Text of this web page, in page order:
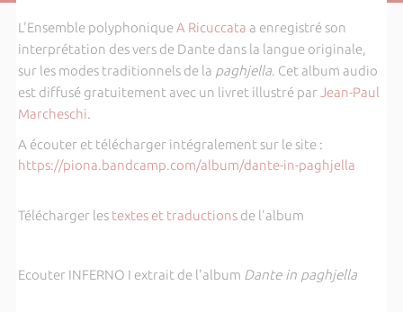
L'Ensemble polyphoniqueA Ricuccata a enregistré son
interprétation des vers de Dante dans la langue originale,
sur les modes traditionnels de la paghjella. Cet album audio
est diffusé gratuitement avec un livret illustré par Jean-Paul
Marcheschi.
A écouter et télécharger intégralement sur le site :
https://piona.bandcamp.com/album/dante-in-paghjella
Télécharger les textes et traductionsde l'album
Ecouter INFERNO I extrait de l'album Dante in paghjella